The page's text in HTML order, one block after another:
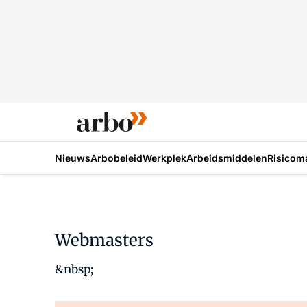
NieuwsArbobeleidWerkplekArbeidsmiddelen
Webmasters
&nbsp;